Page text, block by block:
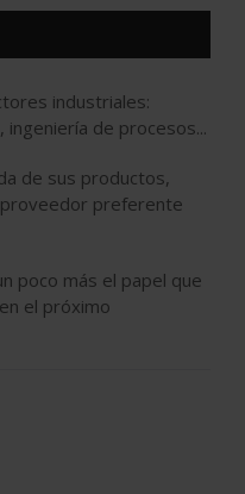
industriales:
de procesos...
de sus productos,
proveedor preferente
poco más el papel que
el próximo